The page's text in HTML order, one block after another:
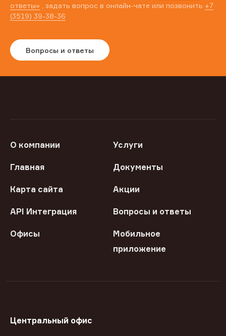
ответы» , задать вопрос в онлайн-чате или позвонить +7
(3519) 39-38-36
Вопросы и ответы
О компании Услуги
Главная Документы
Карта сайта Акции
API Интеграция Вопросы и ответы
Офисы
Мобильное
приложение
Центральный офис